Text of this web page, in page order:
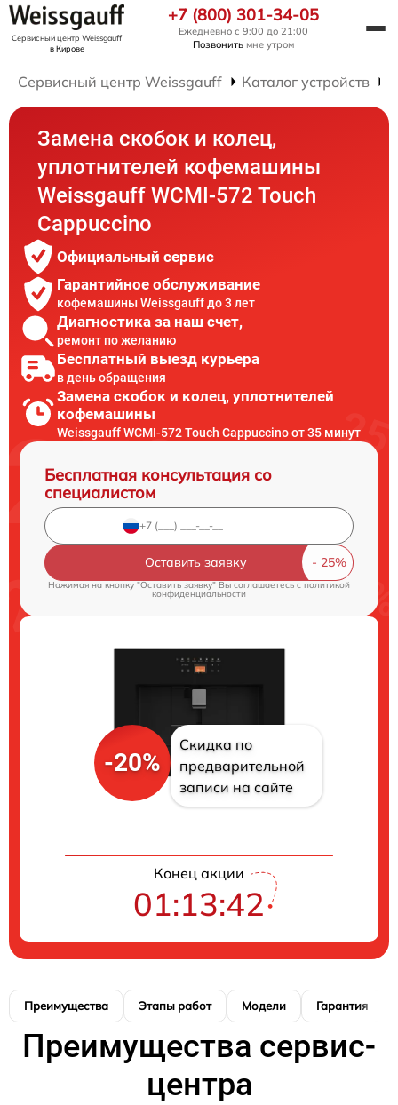
Сервисный центр Weissgauff
в Кирове
+7 (800) 301-34-05
Ежедневно с 9:00 до 21:00
Позвонить мне утром
Сервисный центр Weissgauff Каталог устройств
Замена скобок и колец,
уплотнителей кофемашины
Weissgauff WCMI-572 Touch
Cappuccino
Официальный сервис
Гарантийное обслуживание
кофемашины Weissgauff до 3 лет
Диагностика за наш счет,
ремонт по желанию
Бесплатный выезд курьера
в день обращения
Замена скобок и колец, уплотнителей
кофемашины
Weissgauff WCMI-572 Touch Cappuccino от 35 минут
Бесплатная консультация со
специалистом
Оставить заявку
Нажимая на кнопку "Оставить заявку" Вы соглашаетесь cполитикой
конфиденциальности
-20%
Скидка по
предварительной
записи на сайте
Конец акции
01:13:41
Преимущества Этапы работ Модели Гарантия
Преимущества сервис-
центра